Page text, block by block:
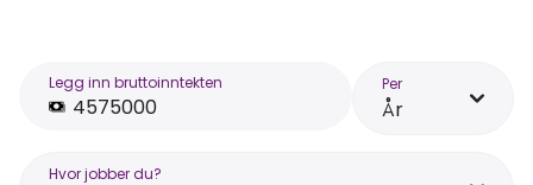
Legg inn bruttoinntekten Per
År
Hvor jobber du?